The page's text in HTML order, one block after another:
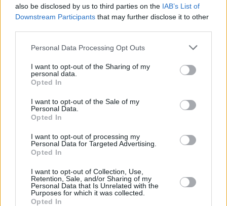
also be disclosed by us to third parties on the IAB’s List of
Downstream Participants that may further disclose it to other
Personal Data Processing Opt Outs
I want to opt-out of the Sharing of my
personal data.
Opted In
I want to opt-out of the Sale of my
Personal Data.
Opted In
I want to opt-out of processing my
Personal Data for Targeted Advertising.
Opted In
I want to opt-out of Collection, Use,
Retention, Sale, and/or Sharing of my
Personal Data that Is Unrelated with the
Purposes for which it was collected.
Opted In
Zarter Wildschweinbraten
Mittel
Hirschragout
Mittel